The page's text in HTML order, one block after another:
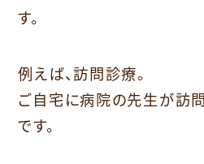
す。
例えば、訪問診療。
ご自宅に病院の先生が訪
です。